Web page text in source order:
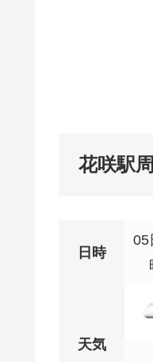
花咲駅
日時
05
天気